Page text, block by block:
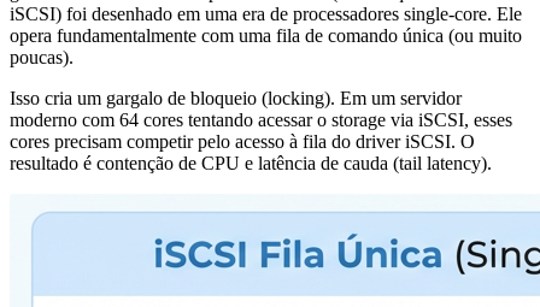
iSCSI) foi desenhado em uma era de processadores single-core. Ele
opera fundamentalmente com uma fila de comando única (ou muito
poucas).
Isso cria um gargalo de bloqueio (locking). Em um servidor
moderno com 64 cores tentando acessar o storage via iSCSI, esses
cores precisam competir pelo acesso à fila do driver iSCSI. O
resultado é contenção de CPU e latência de cauda (tail latency).